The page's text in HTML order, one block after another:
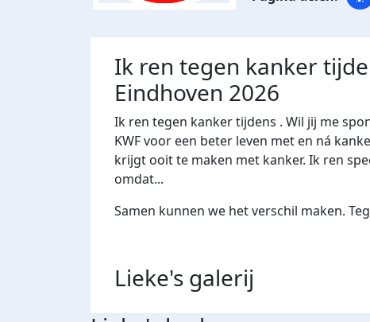
Ik ren tegen kanker
Eindhoven 2026
Ik ren tegen kanker tijdens . Wil jij me
KWF voor een beter leven met en ná
krijgt ooit te maken met kanker. Ik ren
omdat...
Samen kunnen we het verschil maken.
Lieke's galerij